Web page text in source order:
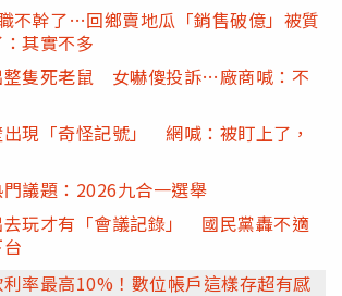
不幹了…回鄉賣地瓜「銷售破億」被質
其實不多
整隻死老鼠 女嚇傻投訴…廠商喊：不
現「奇怪記號」 網喊：被盯上了，
議題：2026九合一選舉
去玩才有「會議記錄」 國民黨轟不適
率最高10%！數位帳戶這樣存超有感